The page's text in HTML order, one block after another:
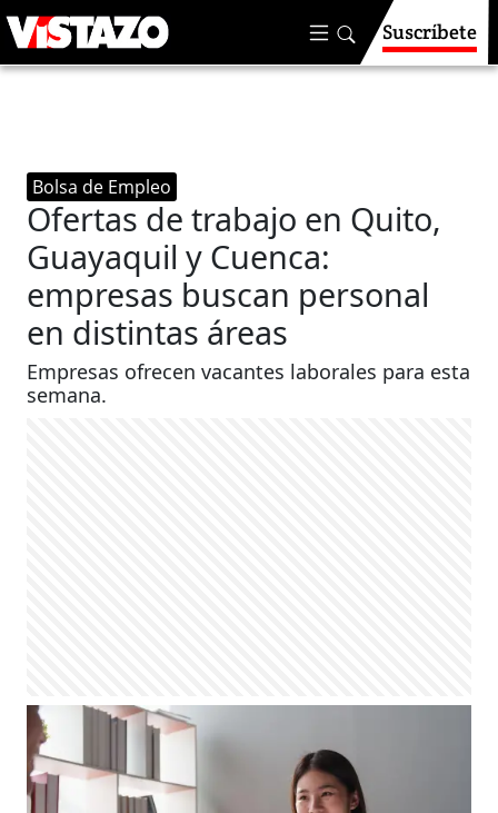
Suscríbete
Bolsa de Empleo
Ofertas de trabajo en Quito,
Guayaquil y Cuenca:
empresas buscan personal
en distintas áreas
Empresas ofrecen vacantes laborales para esta
semana.